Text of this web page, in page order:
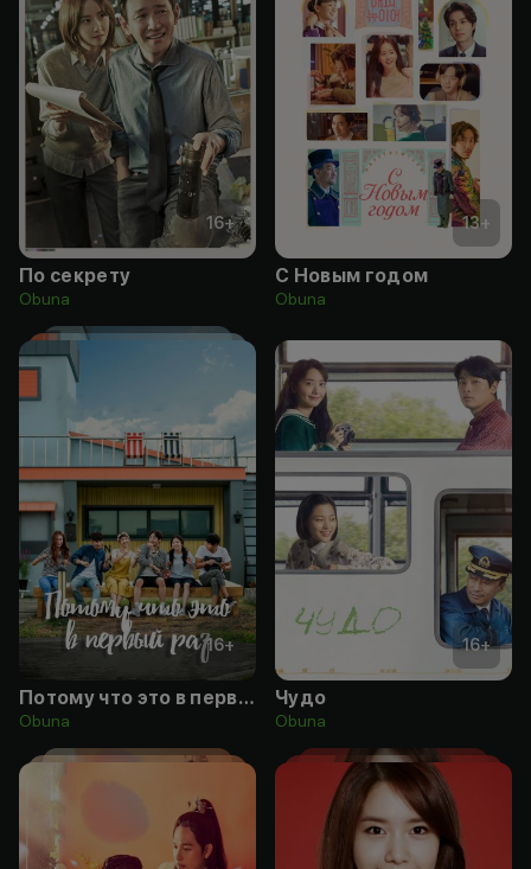
16+
По секрету
Obuna
13+
С Новым годом
Obuna
16+
Потому что это в первый раз
Obuna
16+
Чудо
Obuna